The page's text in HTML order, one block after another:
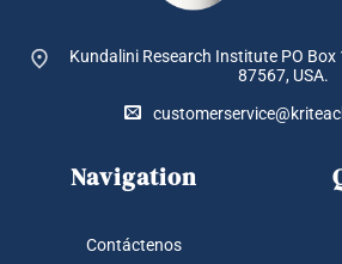
Kundalini Research Institute PO Box
87567, USA.
Navigation
Contáctenos